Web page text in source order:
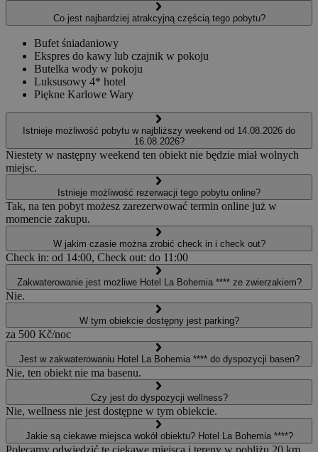
Co jest najbardziej atrakcyjną częścią tego pobytu?
Bufet śniadaniowy
Ekspres do kawy lub czajnik w pokoju
Butelka wody w pokoju
Luksusowy 4* hotel
Piękne Karlowe Wary
Istnieje możliwość pobytu w najbliższy weekend od 14.08.2026 do
16.08.2026?
Niestety w następny weekend ten obiekt nie będzie miał wolnych
miejsc.
Istnieje możliwość rezerwacji tego pobytu online?
Tak, na ten pobyt możesz zarezerwować termin online już w
momencie zakupu.
W jakim czasie można zrobić check in i check out?
Check in: od 14:00, Check out: do 11:00
Zakwaterowanie jest możliwe Hotel La Bohemia **** ze zwierzakiem?
Nie.
W tym obiekcie dostępny jest parking?
za 500 Kč/noc
Jest w zakwaterowaniu Hotel La Bohemia **** do dyspozycji basen?
Nie, ten obiekt nie ma basenu.
Czy jest do dyspozycji wellness?
Nie, wellness nie jest dostępne w tym obiekcie.
Jakie są ciekawe miejsca wokół obiektu? Hotel La Bohemia ****?
Polecamy odwiedzić te ciekawe miejsca i tereny w pobliżu 20 km